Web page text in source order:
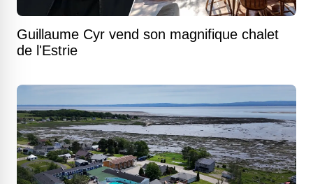
Guillaume Cyr vend son magnifique chalet
de l'Estrie